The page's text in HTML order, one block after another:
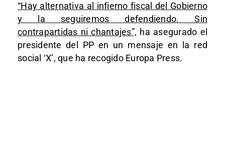
“Hay alternativa al infierno fiscal del Gobierno
y la seguiremos defendiendo. Sin
contrapartidas ni chantajes”, ha asegurado el
presidente del PP en un mensaje en la red
social ‘X’, que ha recogido Europa Press.